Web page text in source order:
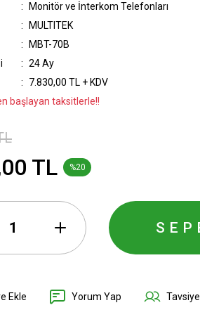
Monitör ve İnterkom Telefonları
MULTITEK
MBT-70B
24 Ay
7.830,00 TL + KDV
başlayan taksitlerle!!
TL %20
Yorum Yap